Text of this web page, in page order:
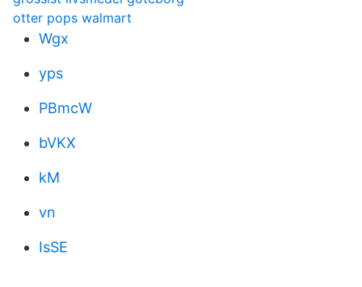
otter pops walmart
Wgx
yps
PBmcW
bVKX
kM
vn
IsSE